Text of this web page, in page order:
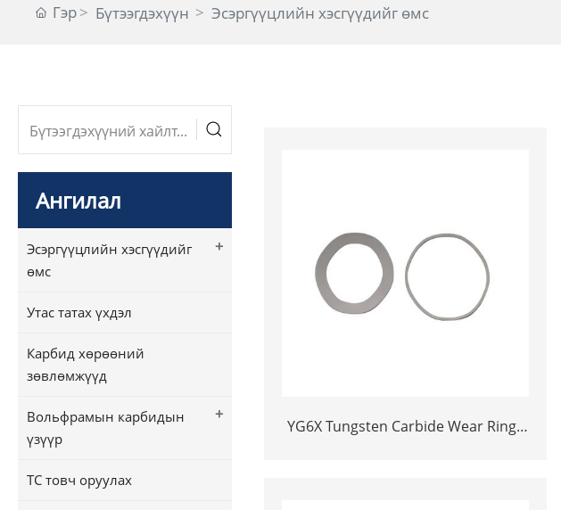
Гэр Бүтээгдэхүүн Эсэргүүцлийн хэсгүүдийг өмс
Ангилал
+
Эсэргүүцлийн хэсгүүдийг
өмс
Утас татах үхдэл
Карбид хөрөөний
зөвлөмжүүд
+
Вольфрамын карбидын
үзүүр
TC товч оруулах
YG6X Tungsten Carbide Wear Rings